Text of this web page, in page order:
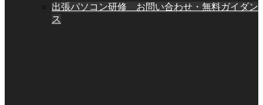
出張パソコン研修 お問い合わせ・無料ガイダン
ス